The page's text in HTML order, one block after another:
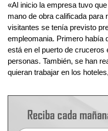
«Al inicio la empresa tuvo
mano de obra calificada para
visitantes se tenía previsto
empleomania. Primero había
está en el puerto de cruceros
personas. También, se han
quieran trabajar en los